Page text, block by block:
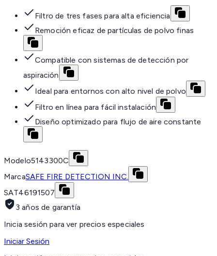
Filtro de tres fases para alta eficiencia
Remoción eficaz de partículas de polvo finas
Compatible con sistemas de detección por
aspiración
Ideal para entornos con alto nivel de polvo
Filtro en línea para fácil instalación
Diseño optimizado para flujo de aire constante
Modelo5143300C
MarcaSAFE FIRE DETECTION INC.
SAT46191507
3 años de garantía
Inicia sesión para ver precios especiales
Iniciar Sesión